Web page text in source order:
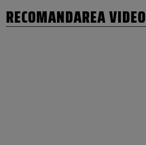
RECOMANDAREA VIDEO